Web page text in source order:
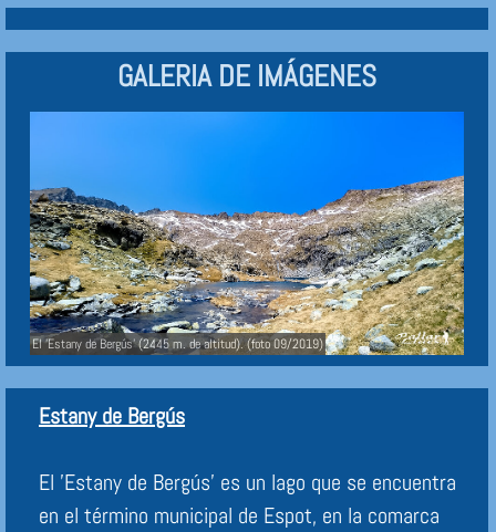
GALERIA DE IMÁGENES
El 'Estany de Bergús' (2445 m. de altitud). (foto 09/2019)
Estany de Bergús
El 'Estany de Bergús' es un lago que se encuentra
en el término municipal de Espot, en la comarca